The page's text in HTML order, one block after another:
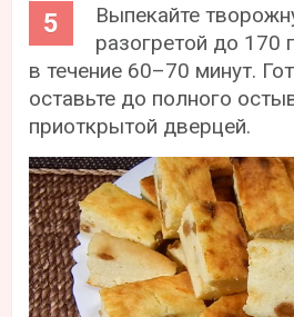
Выпекайте
разогретой до 170
в течение 60–70 минут.
оставьте до полного
приоткрытой дверцей.